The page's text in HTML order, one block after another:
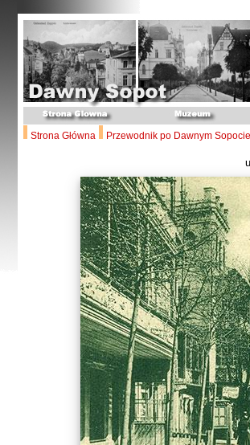
Strona Główna Przewodnik po Dawnym Sopocie